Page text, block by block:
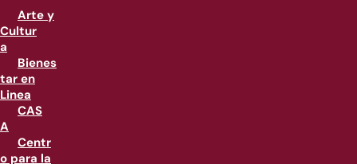
Arte y
Cultur
a
Bienes
tar en
Linea
CAS
A
Centr
o para la